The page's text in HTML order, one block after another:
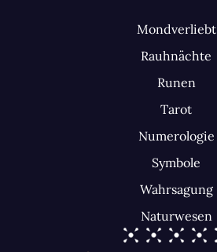
Mondverliebt
Rauhnächte
Runen
Tarot
Numerologie
Symbole
Wahrsagung
Naturwesen